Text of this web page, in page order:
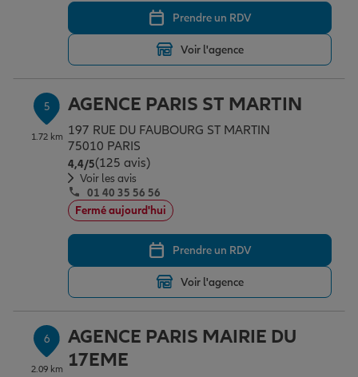
Prendre un RDV
Voir l'agence
5
1.72 km
AGENCE PARIS ST MARTIN
197 RUE DU FAUBOURG ST MARTIN
75010 PARIS
4,4/5Note de 4.4 sur 5
(125 avis)
Voir les avis
01 40 35 56 56
Fermé aujourd'hui
Prendre un RDV
Voir l'agence
6
2.09 km
AGENCE PARIS MAIRIE DU
17EME